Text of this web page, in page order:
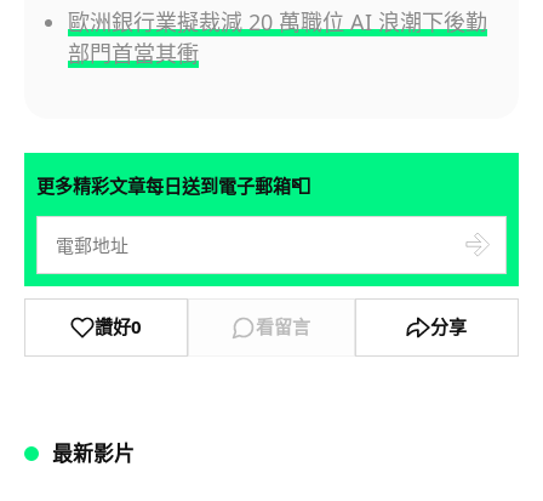
歐洲銀行業擬裁減 20 萬職位 AI 浪潮下後勤
部門首當其衝
更多精彩文章每日送到電子郵箱📮
讚好0 看留言 分享
最新影片